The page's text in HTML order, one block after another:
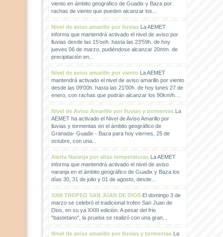
viento en ámbito geográfico de Guadix y Baza por
rachas de viento que pueden alcanzar los...
Nivel de aviso amarillo por lluviasLa AEMET
informa que mantendrá activado el nivel de aviso por
lluvias desde las 15'ooh. hasta las 23'59h. de hoy
jueves 06 de marzo, pudiéndose alcanzar 20mm. de
precipitación en...
Nivel de aviso amarillo por vientoLa AEMET
mantendrá activado el nivel de aviso amarillo por viento
desde las 09'00h. hasta las 21'00h. de hoy lunes 27 de
enero, con rachas que podrán alcanzar los 90km/h....
Nivel de Aviso Amarillo por lluvias y tormentasLa
AEMET ha activado el Nivel de Aviso Amarillo por
lluvias y tormentas en el ámbito geográfico de
Granada- Guadix - Baza para hoy viernes, 25 de
octubre, con una...
Alerta Naranja por altas temperaturasLa AEMET
informa que mantendrá activado el nivel de aviso
naranja en el ámbito geográfico de Guadix y Baza los
días 30, 31 de julio y 01 de agosto, desde...
XXIII TROFEO SAN JUAN DE DIOSEl domingo 3 de
marzo se celebró el tradicional trofeo San Juan de
Dios, en su ya XXIII edición. A pesar del frio
"bastetano", la prueba se realizó con una gran...
Nivel de aviso amarillo por lluvias y tormentasLa